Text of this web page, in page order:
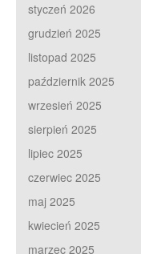
styczeń 2026
grudzień 2025
listopad 2025
październik 2025
wrzesień 2025
sierpień 2025
lipiec 2025
czerwiec 2025
maj 2025
kwiecień 2025
marzec 2025